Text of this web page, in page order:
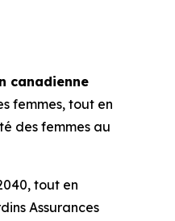
canadienne
femmes, tout en
des femmes au
tout en
Assurances